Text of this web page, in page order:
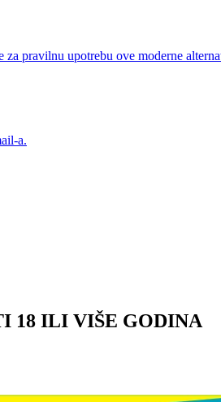
pravilnu upotrebu ove moderne
a.
18 ILI VIŠE GODINA